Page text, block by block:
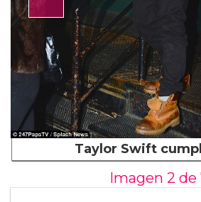
Taylor Swift
Imagen 2 de